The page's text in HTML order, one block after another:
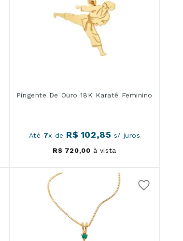
Pingente De Ouro 18K Karatê Feminino
Até 7x de R$ 102,85 s/ juros
R$ 720,00 à vista